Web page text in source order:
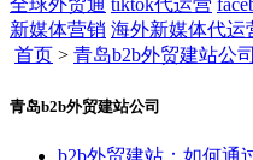
全球外贸通 tiktok代运营
新媒体营销 海外新媒体代运
首页 > 青岛b2b外贸建站公司
青岛b2b外贸建站公司
b2b外贸建站：如何通